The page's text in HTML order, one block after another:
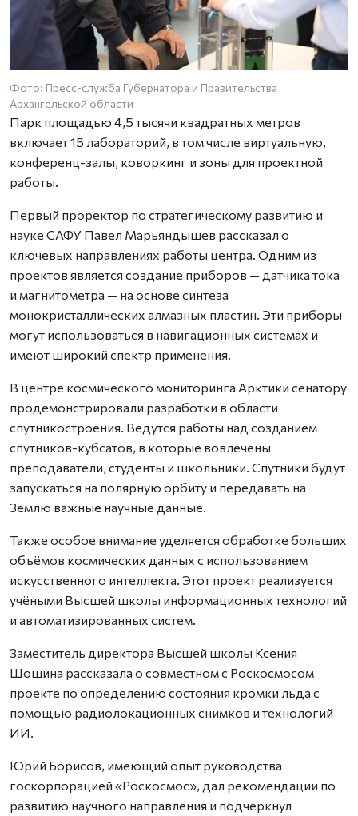
Фото: Пресс-служба Губернатора и Правительства
Архангельской области
Парк площадью 4,5 тысячи квадратных метров
включает 15 лабораторий, в том числе виртуальную,
конференц-залы, коворкинг и зоны для проектной
работы.
Первый проректор по стратегическому развитию и
науке САФУ Павел Марьяндышев рассказал о
ключевых направлениях работы центра. Одним из
проектов является создание приборов — датчика тока
и магнитометра — на основе синтеза
монокристаллических алмазных пластин. Эти приборы
могут использоваться в навигационных системах и
имеют широкий спектр применения.
В центре космического мониторинга Арктики сенатору
продемонстрировали разработки в области
спутникостроения. Ведутся работы над созданием
спутников-кубсатов, в которые вовлечены
преподаватели, студенты и школьники. Спутники будут
запускаться на полярную орбиту и передавать на
Землю важные научные данные.
Также особое внимание уделяется обработке больших
объёмов космических данных с использованием
искусственного интеллекта. Этот проект реализуется
учёными Высшей школы информационных технологий
и автоматизированных систем.
Заместитель директора Высшей школы Ксения
Шошина рассказала о совместном с Роскосмосом
проекте по определению состояния кромки льда с
помощью радиолокационных снимков и технологий
ИИ.
Юрий Борисов, имеющий опыт руководства
госкорпорацией «Роскосмос», дал рекомендации по
развитию научного направления и подчеркнул